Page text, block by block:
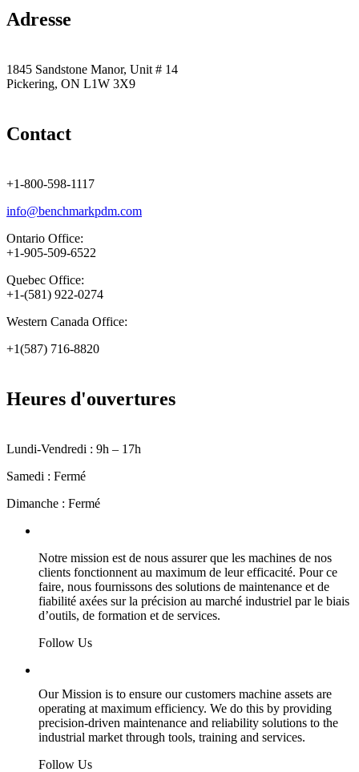
Adresse
1845 Sandstone Manor, Unit # 14
Pickering, ON L1W 3X9
Contact
+1-800-598-1117
info@benchmarkpdm.com
Ontario Office:
+1-905-509-6522
Quebec Office:
+1-(581) 922-0274
Western Canada Office:
+1(587) 716-8820
Heures d'ouvertures
Lundi-Vendredi : 9h – 17h
Samedi : Fermé
Dimanche : Fermé
Notre mission est de nous assurer que les machines de nos
clients fonctionnent au maximum de leur efficacité. Pour ce
faire, nous fournissons des solutions de maintenance et de
fiabilité axées sur la précision au marché industriel par le biais
d’outils, de formation et de services.
Follow Us
Our Mission is to ensure our customers machine assets are
operating at maximum efficiency. We do this by providing
precision-driven maintenance and reliability solutions to the
industrial market through tools, training and services.
Follow Us